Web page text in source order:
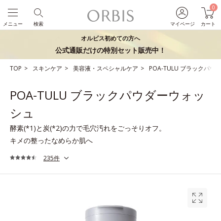
マイページ
0
カート
検索
メニュー
オルビス初めての方へ
公式通販だけの特別セット販売中！
TOP スキンケア 美容液・スペシャルケア POA-TULU ブラックパウ
POA-TULU ブラックパウダーウォッ
シュ
酵素(*1)と炭(*2)の力で毛穴汚れをごっそりオフ。
キメの整ったなめらか肌へ
235件